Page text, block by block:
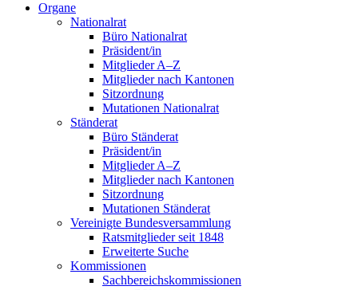
Organe
Nationalrat
Büro Nationalrat
Präsident/in
Mitglieder A–Z
Mitglieder nach Kantonen
Sitzordnung
Mutationen Nationalrat
Ständerat
Büro Ständerat
Präsident/in
Mitglieder A–Z
Mitglieder nach Kantonen
Sitzordnung
Mutationen Ständerat
Vereinigte Bundesversammlung
Ratsmitglieder seit 1848
Erweiterte Suche
Kommissionen
Sachbereichskommissionen